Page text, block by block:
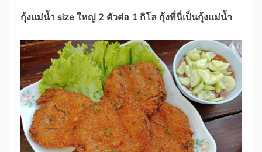
กุ้งแม่น้ำ size ใหญ่ 2 ตัวต่อ 1 กิโล กุ้งที่นี่เป็นกุ้งแม่น้ำ